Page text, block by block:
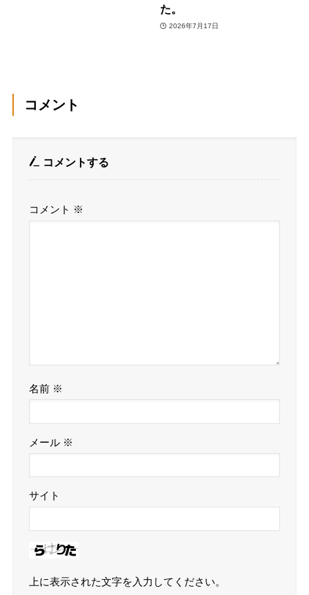
た。
2026年7月17日
コメント
コメントする
コメント ※
名前 ※
メール ※
サイト
上に表示された文字を入力してください。